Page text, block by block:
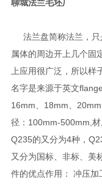
聊城法兰毛坯厂
法兰盘简称法兰，只
属体的周边开上几个固
上应用很广泛，所以
名字是来源于英文
16mm、18mm、
径：100mm-500mm,材
Q235的又分为4种，
又分为国标、非标、美
件的优点作用： 冲压